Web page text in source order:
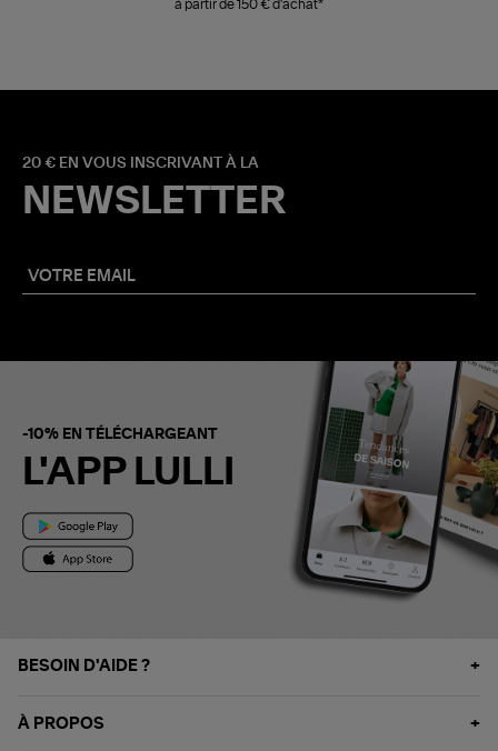
à partir de 150 € d'achat*
20 € EN VOUS INSCRIVANT À LA
NEWSLETTER
-10% EN TÉLÉCHARGEANT
L'APP LULLI
BESOIN D'AIDE ?
À PROPOS